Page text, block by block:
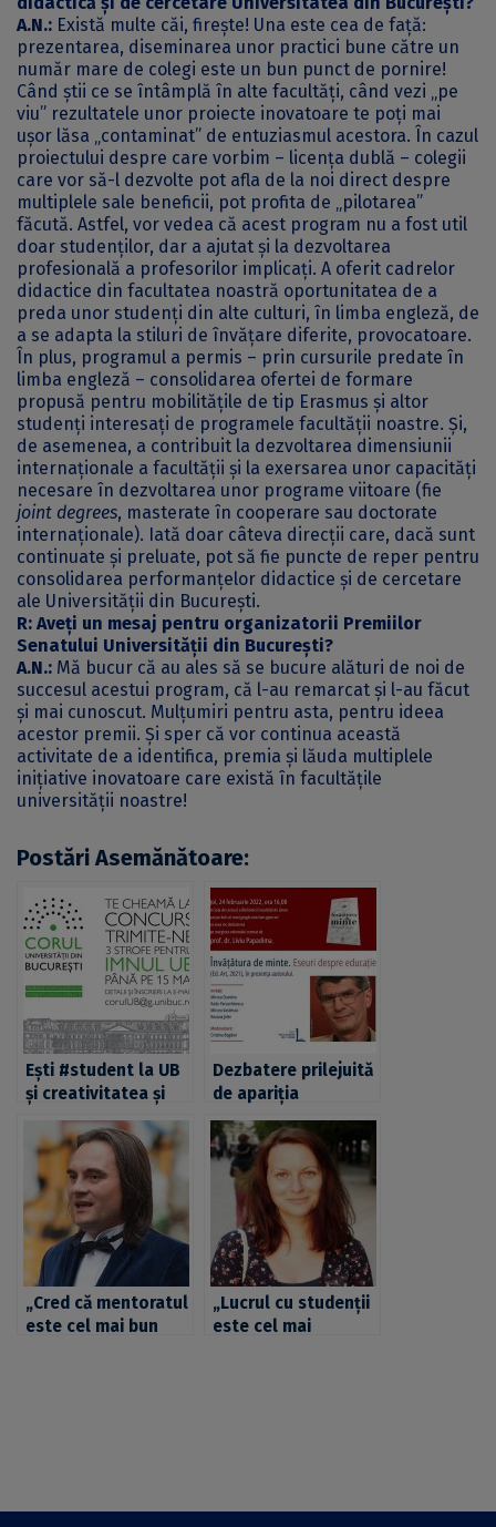
A.N.: Există multe căi, firește! Una este cea de față:
prezentarea, diseminarea unor practici bune către un
număr mare de colegi este un bun punct de pornire!
Când știi ce se întâmplă în alte facultăți, când vezi „pe
viu” rezultatele unor proiecte inovatoare te poți mai
ușor lăsa „contaminat” de entuziasmul acestora. În cazul
proiectului despre care vorbim – licența dublă – colegii
care vor să-l dezvolte pot afla de la noi direct despre
multiplele sale beneficii, pot profita de „pilotarea”
făcută. Astfel, vor vedea că acest program nu a fost util
doar studenților, dar a ajutat și la dezvoltarea
profesională a profesorilor implicați. A oferit cadrelor
didactice din facultatea noastră oportunitatea de a
preda unor studenți din alte culturi, în limba engleză, de
a se adapta la stiluri de învățare diferite, provocatoare.
În plus, programul a permis – prin cursurile predate în
limba engleză – consolidarea ofertei de formare
propusă pentru mobilitățile de tip Erasmus și altor
studenți interesați de programele facultății noastre. Și,
de asemenea, a contribuit la dezvoltarea dimensiunii
internaționale a facultății și la exersarea unor capacități
necesare în dezvoltarea unor programe viitoare (fie
joint degrees, masterate în cooperare sau doctorate
internaționale). Iată doar câteva direcții care, dacă sunt
continuate și preluate, pot să fie puncte de reper pentru
consolidarea performanțelor didactice și de cercetare
ale Universității din București.
R: Aveți un mesaj pentru organizatorii Premiilor
Senatului Universității din București?
A.N.: Mă bucur că au ales să se bucure alături de noi de
succesul acestui program, că l-au remarcat și l-au făcut
și mai cunoscut. Mulțumiri pentru asta, pentru ideea
acestor premii. Și sper că vor continua această
activitate de a identifica, premia și lăuda multiplele
inițiative inovatoare care există în facultățile
universității noastre!
Postări Asemănătoare:
Ești #student la UB
și creativitatea și
talentul muzical
sunt superputerile
tale? Compune
versurile imnului
Universității din
București și poți
câștiga o bursă de
1.200 de lei
Dezbatere prilejuită
de apariția
volumului
„Învățătura de
minte. Eseuri despre
educație”, semnat
de prof. univ. dr.
Liviu Papadima
„Cred că mentoratul
este cel mai bun
„Lucrul cu studenții
este cel mai
drumul în viață” –